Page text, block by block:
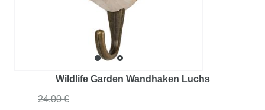
Wildlife Garden Wandhaken Luchs
24,00 €